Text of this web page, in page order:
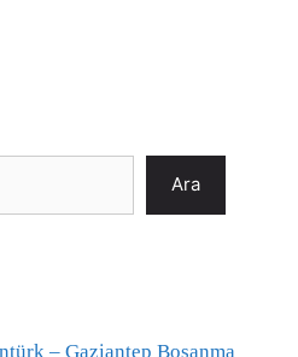
Ara
– Gaziantep Boşanma